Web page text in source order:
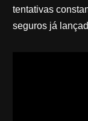
tentativas
seguros já